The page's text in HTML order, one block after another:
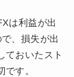
は利益が出
、損失が出
ておいたスト
す。